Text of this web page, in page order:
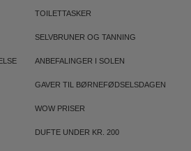
TOILETTASKER
SELVBRUNER OG TANNING
ANBEFALINGER I SOLEN
GAVER TIL BØRNEFØDSELSDAGEN
WOW PRISER
DUFTE UNDER KR. 200